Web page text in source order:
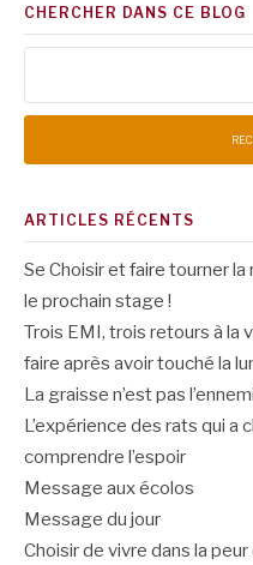
CHERCHER DANS CE BLOG
ARTICLES RÉCENTS
Se Choisir et faire tourner la
le prochain stage !
Trois EMI, trois retours à la
faire après avoir touché la
La graisse n’est pas
L’expérience des rats qui a
comprendre l’espoir
Message aux écolos
Message du jour
Choisir de vivre dans la peur